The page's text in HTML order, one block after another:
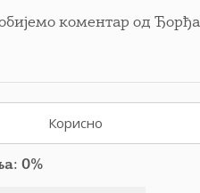
коментар од
Корисно
0%